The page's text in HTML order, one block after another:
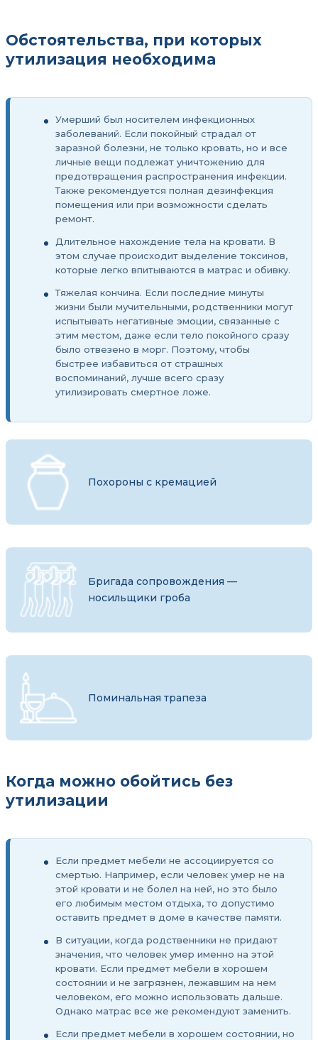
Обстоятельства, при которых
утилизация необходима
Умерший был носителем инфекционных
заболеваний. Если покойный страдал от
заразной болезни, не только кровать, но и все
личные вещи подлежат уничтожению для
предотвращения распространения инфекции.
Также рекомендуется полная дезинфекция
помещения или при возможности сделать
ремонт.
Длительное нахождение тела на кровати. В
этом случае происходит выделение токсинов,
которые легко впитываются в матрас и обивку.
Тяжелая кончина. Если последние минуты
жизни были мучительными, родственники могут
испытывать негативные эмоции, связанные с
этим местом, даже если тело покойного сразу
было отвезено в морг. Поэтому, чтобы
быстрее избавиться от страшных
воспоминаний, лучше всего сразу
утилизировать смертное ложе.
Похороны с кремацией
Бригада сопровождения —
носильщики гроба
Поминальная трапеза
Когда можно обойтись без
утилизации
Если предмет мебели не ассоциируется со
смертью. Например, если человек умер не на
этой кровати и не болел на ней, но это было
его любимым местом отдыха, то допустимо
оставить предмет в доме в качестве памяти.
В ситуации, когда родственники не придают
значения, что человек умер именно на этой
кровати. Если предмет мебели в хорошем
состоянии и не загрязнен, лежавшим на нем
человеком, его можно использовать дальше.
Однако матрас все же рекомендуют заменить.
Если предмет мебели в хорошем состоянии, но